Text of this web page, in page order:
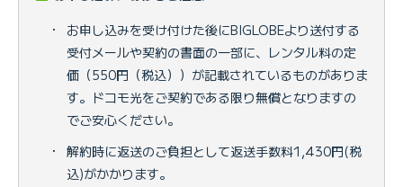
・
お申し込みを受け付けた後にBIGLOBEより送付する
受付メールや契約の書面の一部に、レンタル料の定
価（550円（税込））が記載されているものがありま
す。ドコモ光をご契約である限り無償となりますの
でご安心ください。
・
解約時に返送のご負担として返送手数料1,430円(税
込)がかかります。